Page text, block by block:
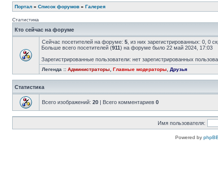
Портал » Список форумов » Галерея
Статистика
Кто сейчас на форуме
Сейчас посетителей на форуме: 5 , из них зарегистрированных: 0, 0
Больше всего посетителей (911) на форуме было 22 май 2024, 17:03
Зарегистрированные пользователи: нет зарегистрированных
Легенда :: Администраторы Главные модераторы Друзья
Статистика
Всего изображений: 20 | Всего комментариев 0
Имя пользователя:
Powered by